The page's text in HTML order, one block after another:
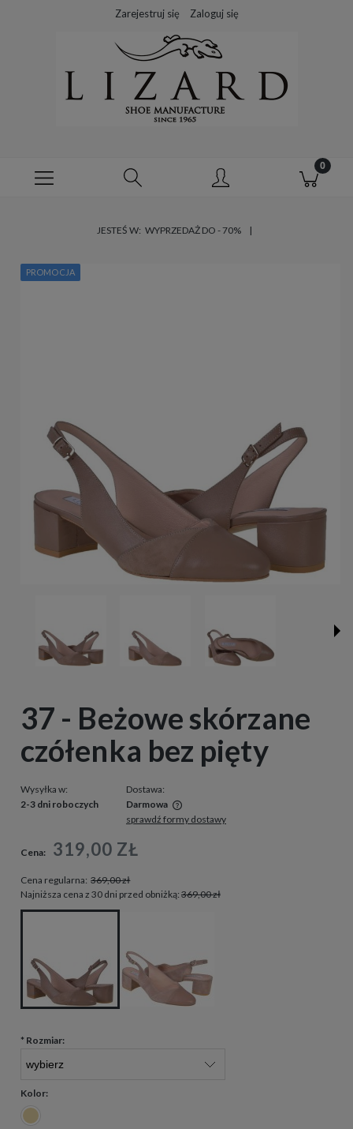
Zarejestruj się Zaloguj się
JESTEŚ W: WYPRZEDAŻ DO - 70%
PROMOCJA
37 - Beżowe skórzane
czółenka bez pięty
Wysyłka w:
2-3 dni roboczych
Dostawa:
Darmowa
Cena nie zawiera ewentualnych kosztów płatności
sprawdź formy dostawy
Cena: 319,00 ZŁ
Cena regularna: 369,00 zł
Najniższa cena z 30 dni przed obniżką: 369,00 zł
* Rozmiar:
Kolor: